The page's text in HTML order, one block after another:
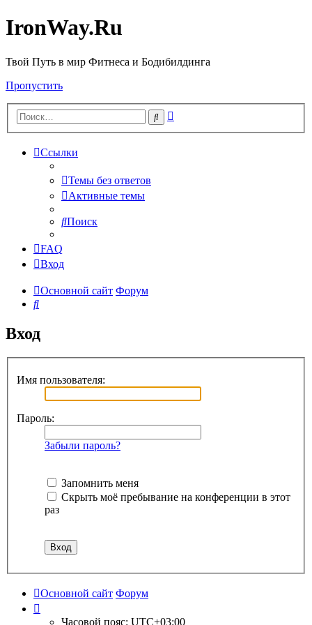
IronWay.Ru
Твой Путь в мир Фитнеса и Бодибилдинга
Пропустить
Поиск
Ссылки
Темы без ответов
Активные темы
Поиск
FAQ
Вход
Основной сайт Форум
Поиск
Вход
Имя пользователя:
Пароль:
Забыли пароль?
Запомнить меня
Скрыть моё пребывание на конференции в этот
раз
Основной сайт Форум
Часовой пояс: UTC+03:00